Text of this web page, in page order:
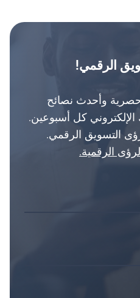
الرقمي!
وأحدث نصائح
الإلكتروني كل أسبوعين.
التسويق الرقمي.
الرقمية.